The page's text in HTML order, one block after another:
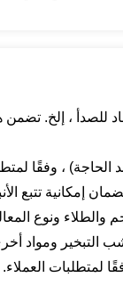
للصدأ ، إلخ. تضمن
الحاجة) ، وفقًا
إمكانية تتبع
والطلاء ونوع
التبخير ومواد أخرى
لمتطلبات العملاء.